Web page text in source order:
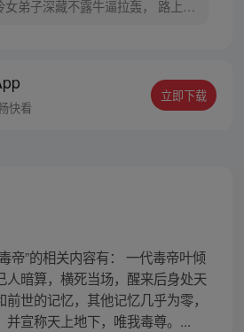
女弟子深藏不露牛逼拉轰， 路上闭
门派逆天，挡不住啊
快看
立即下载
帝”的相关内容有： 一代毒帝叶倾
人暗算，横死当场，醒来后身处天
世的记忆，其他记忆几乎为零，
并宣称天上地下，唯我毒尊。...